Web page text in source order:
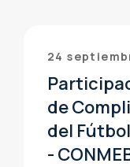
24
de
del
-